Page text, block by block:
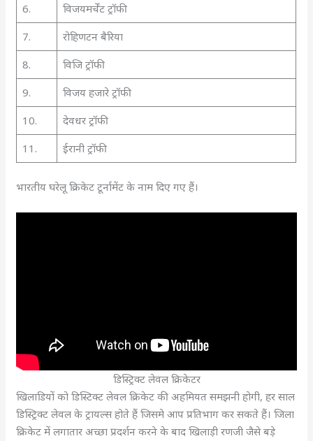
6.
विजयमर्चेंट ट्रॉफी
7.
रोहिणटन बैरिया
8.
विजि ट्रॉफी
9.
विजय हजारे ट्रॉफी
10.
देवधर ट्रॉफी
11.
ईरानी ट्रॉफी
भारतीय घरेलू क्रिकेट टूर्नामेंट के नाम दिए गए हैं।
डिस्ट्रिक्ट लेवल क्रिकेटर
खिलाडियों को डिस्टिक्ट लेवल क्रिकेट की अहमियत समझनी होगी, हर साल
डिस्ट्रिक्ट लेवल के ट्रायल्स होते हैं जिसमे आप प्रतिभाग कर सकते हैं। जिला
क्रिकेट में लगातार अच्छा प्रदर्शन करने के बाद खिलाड़ी रणजी जैसे बड़े